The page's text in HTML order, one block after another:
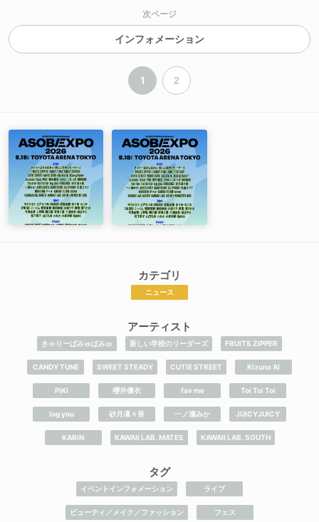
次ページ
インフォメーション
1 2
カテゴリ
ニュース
アーティスト
きゃりーぱみゅぱみゅ 新しい学校のリーダーズ FRUITS ZIPPER
CANDY TUNE SWEET STEADY CUTIE STREET ​Kizuna AI
PiKi 櫻井優衣 fav me Toi Toi Toi
log you 砂月凜々香 一ノ瀬みか JUICYJUICY
KARIN KAWAII LAB. MATES KAWAII LAB. SOUTH
タグ
イベントインフォメーション ライブ
ビューティ／メイク／ファッション フェス